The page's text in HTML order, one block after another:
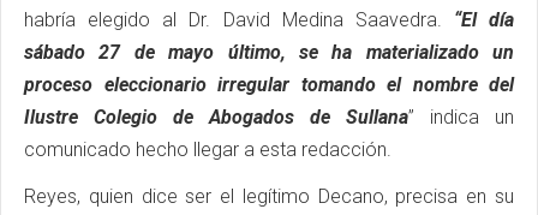
habría elegido al Dr. David Medina Saavedra. “El día
sábado 27 de mayo último, se ha materializado un
proceso eleccionario irregular tomando el nombre del
Ilustre Colegio de Abogados de Sullana” indica un
comunicado hecho llegar a esta redacción.
Reyes, quien dice ser el legítimo Decano, precisa en su